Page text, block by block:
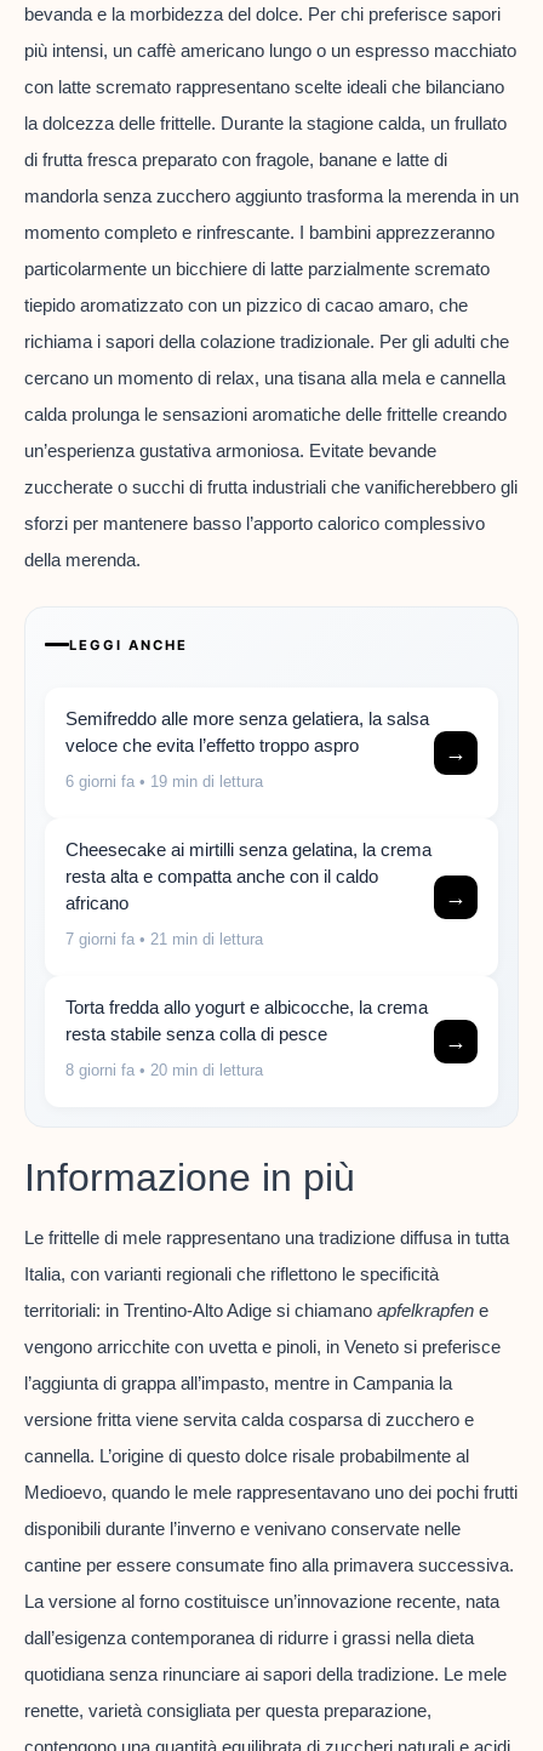
bevanda e la morbidezza del dolce. Per chi preferisce sapori
più intensi, un caffè americano lungo o un espresso macchiato
con latte scremato rappresentano scelte ideali che bilanciano
la dolcezza delle frittelle. Durante la stagione calda, un frullato
di frutta fresca preparato con fragole, banane e latte di
mandorla senza zucchero aggiunto trasforma la merenda in un
momento completo e rinfrescante. I bambini apprezzeranno
particolarmente un bicchiere di latte parzialmente scremato
tiepido aromatizzato con un pizzico di cacao amaro, che
richiama i sapori della colazione tradizionale. Per gli adulti che
cercano un momento di relax, una tisana alla mela e cannella
calda prolunga le sensazioni aromatiche delle frittelle creando
un’esperienza gustativa armoniosa. Evitate bevande
zuccherate o succhi di frutta industriali che vanificherebbero gli
sforzi per mantenere basso l’apporto calorico complessivo
della merenda.
LEGGI ANCHE
Semifreddo alle more senza gelatiera, la salsa
veloce che evita l’effetto troppo aspro
6 giorni fa • 19 min di lettura
→
Cheesecake ai mirtilli senza gelatina, la crema
resta alta e compatta anche con il caldo
africano
7 giorni fa • 21 min di lettura
→
Torta fredda allo yogurt e albicocche, la crema
resta stabile senza colla di pesce
8 giorni fa • 20 min di lettura
→
Informazione in più
Le frittelle di mele rappresentano una tradizione diffusa in tutta
Italia, con varianti regionali che riflettono le specificità
territoriali: in Trentino-Alto Adige si chiamano apfelkrapfen e
vengono arricchite con uvetta e pinoli, in Veneto si preferisce
l’aggiunta di grappa all’impasto, mentre in Campania la
versione fritta viene servita calda cosparsa di zucchero e
cannella. L’origine di questo dolce risale probabilmente al
Medioevo, quando le mele rappresentavano uno dei pochi frutti
disponibili durante l’inverno e venivano conservate nelle
cantine per essere consumate fino alla primavera successiva.
La versione al forno costituisce un’innovazione recente, nata
dall’esigenza contemporanea di ridurre i grassi nella dieta
quotidiana senza rinunciare ai sapori della tradizione. Le mele
renette, varietà consigliata per questa preparazione,